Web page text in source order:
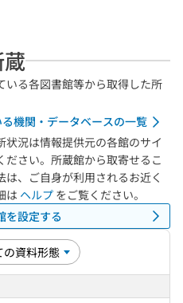
いる各図書館等から取得した所
機関・データベースの一覧
況は情報提供元の各館のサイ
ださい。所蔵館から取寄せるこ
、ご自身が利用されるお近く
は ヘルプ をご覧ください。
を設定する